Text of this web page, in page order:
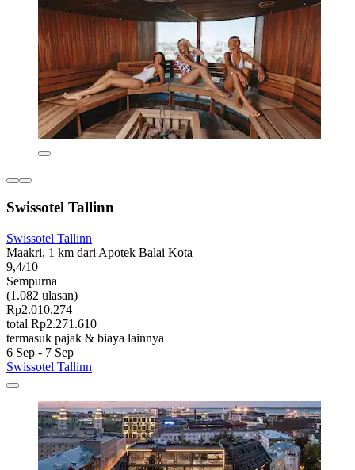
Swissotel Tallinn
Swissotel Tallinn
Maakri, 1 km dari Apotek Balai Kota
9,4/10
Sempurna
(1.082 ulasan)
Rp2.010.274
total Rp2.271.610
termasuk pajak & biaya lainnya
6 Sep - 7 Sep
Swissotel Tallinn